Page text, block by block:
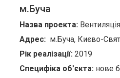
м.Буча
Назва проекта:
Адрес: м.Буча, Києво-
Рік реалізації: 2019
Специфіка об'єкта: нове